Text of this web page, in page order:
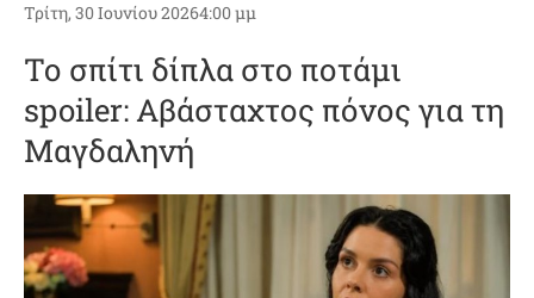
Τρίτη, 30 Ιουνίου 20264:00 μμ
Το σπίτι δίπλα στο ποτάμι
spoiler: Αβάσταχτος πόνος για τη
Μαγδαληνή